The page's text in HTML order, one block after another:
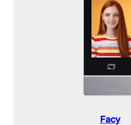
Facy